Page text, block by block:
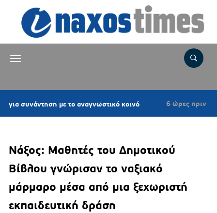
με το αναγνωστικό κοινό 6 ώρες πριν Επιτροπή
Νάξος: Μαθητές του Δημοτικού
Βίβλου γνώρισαν το ναξιακό
μάρμαρο μέσα από μια ξεχωριστή
εκπαιδευτική δράση